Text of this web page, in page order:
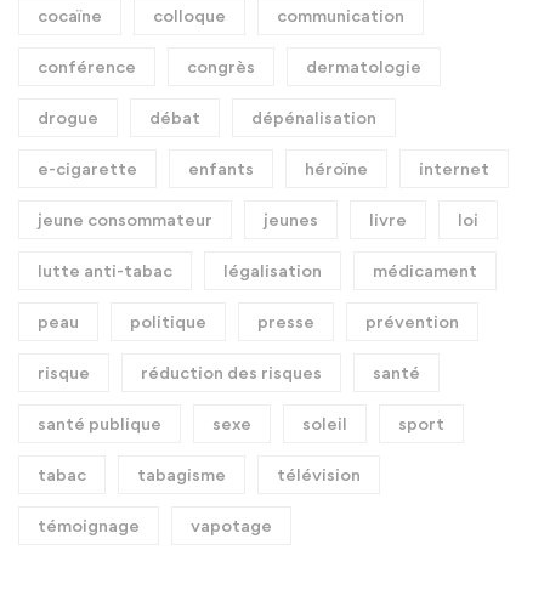
cocaïne colloque communication
conférence congrès dermatologie
drogue débat dépénalisation
e-cigarette enfants héroïne internet
jeune consommateur jeunes livre loi
lutte anti-tabac légalisation médicament
peau politique presse prévention
risque réduction des risques santé
santé publique sexe soleil sport
tabac tabagisme télévision
témoignage vapotage